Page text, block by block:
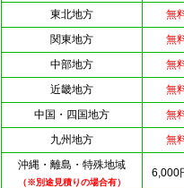
東北地方
無
関東地方
無
中部地方
無
近畿地方
無
中国・四国地方
無
九州地方
無
沖縄・離島・特殊地域
（※別途見積りの場合有）
6,000